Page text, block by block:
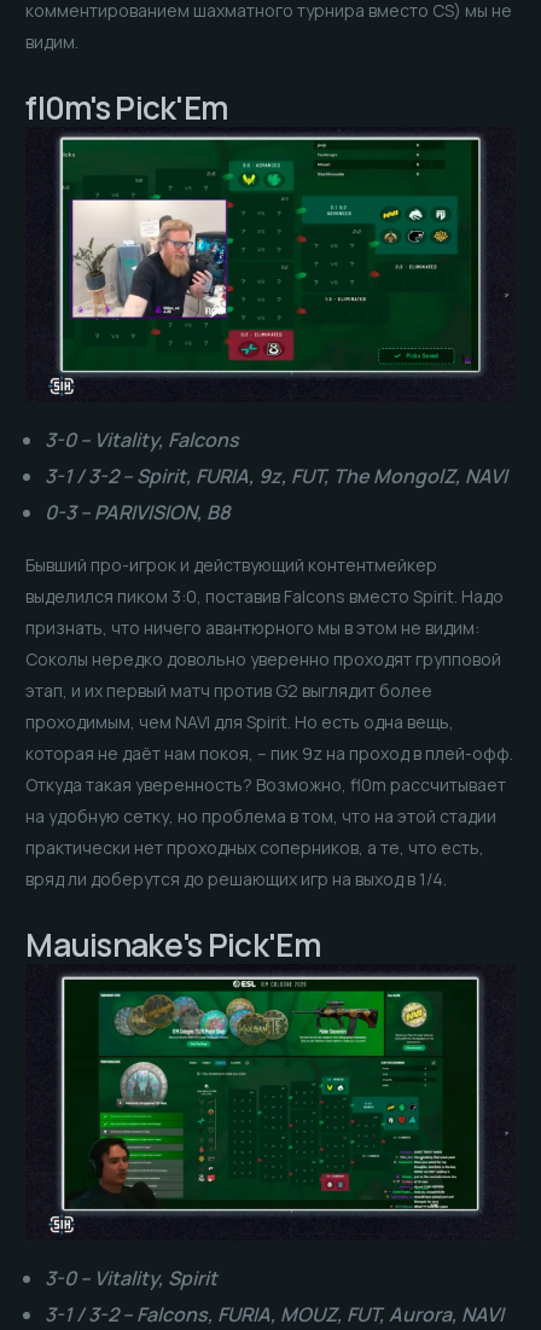
комментированием шахматного турнира вместо CS) мы не
видим.
fl0m's Pick'Em
3-0 – Vitality, Falcons
3-1 / 3-2 – Spirit, FURIA, 9z, FUT, The MongolZ, NAVI
0-3 – PARIVISION, B8
Бывший про-игрок и действующий контентмейкер
выделился пиком 3:0, поставив Falcons вместо Spirit. Надо
признать, что ничего авантюрного мы в этом не видим:
Соколы нередко довольно уверенно проходят групповой
этап, и их первый матч против G2 выглядит более
проходимым, чем NAVI для Spirit. Но есть одна вещь,
которая не даёт нам покоя, – пик 9z на проход в плей-офф.
Откуда такая уверенность? Возможно, fl0m рассчитывает
на удобную сетку, но проблема в том, что на этой стадии
практически нет проходных соперников, а те, что есть,
вряд ли доберутся до решающих игр на выход в 1/4.
Mauisnake's Pick'Em
3-0 – Vitality, Spirit
3-1 / 3-2 – Falcons, FURIA, MOUZ, FUT, Aurora, NAVI